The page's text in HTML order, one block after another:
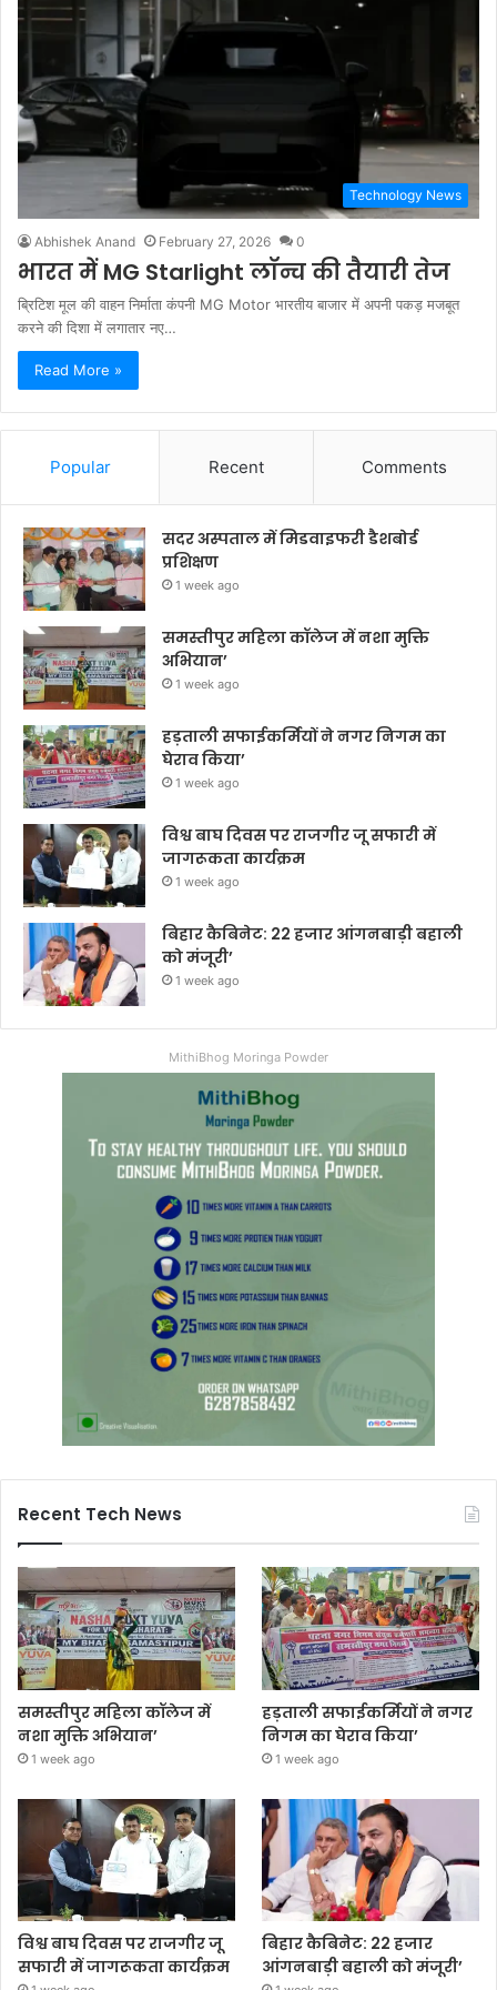
Technology News
Abhishek Anand February 27, 2026 0
भारत में MG Starlight लॉन्च की तैयारी तेज
ब्रिटिश मूल की वाहन निर्माता कंपनी MG Motor भारतीय बाजार में अपनी पकड़ मजबूत
करने की दिशा में लगातार नए…
Read More »
Popular Recent Comments
सदर अस्पताल में मिडवाइफरी डैशबोर्ड
प्रशिक्षण
1 week ago
समस्तीपुर महिला कॉलेज में नशा मुक्ति
अभियान’
1 week ago
हड़ताली सफाईकर्मियों ने नगर निगम का
घेराव किया’
1 week ago
विश्व बाघ दिवस पर राजगीर जू सफारी में
जागरूकता कार्यक्रम
1 week ago
बिहार कैबिनेट: 22 हजार आंगनबाड़ी बहाली
को मंजूरी’
1 week ago
MithiBhog Moringa Powder
Recent Tech News
समस्तीपुर महिला कॉलेज में
नशा मुक्ति अभियान’
1 week ago
हड़ताली सफाईकर्मियों ने नगर
निगम का घेराव किया’
1 week ago
विश्व बाघ दिवस पर राजगीर जू
सफारी में जागरूकता कार्यक्रम
बिहार कैबिनेट: 22 हजार
आंगनबाड़ी बहाली को मंजूरी’